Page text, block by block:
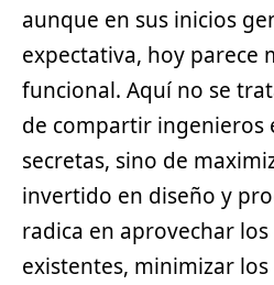
aunque en sus inicios
expectativa, hoy parece
funcional. Aquí no se
de compartir ingenieros
secretas, sino de
invertido en diseño y
radica en aprovechar los
existentes, minimizar